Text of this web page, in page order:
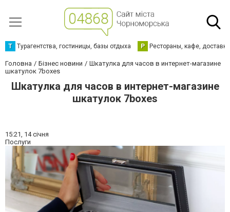
Т Турагентства, гостиницы, базы отдыха Р Рестораны, кафе,
Головна Бізнес новини
Шкатулка для часов в интернет-магазине
шкатулок 7boxes
Шкатулка для часов в интернет-магазине
шкатулок 7boxes
15:21, 14 січня
Послуги